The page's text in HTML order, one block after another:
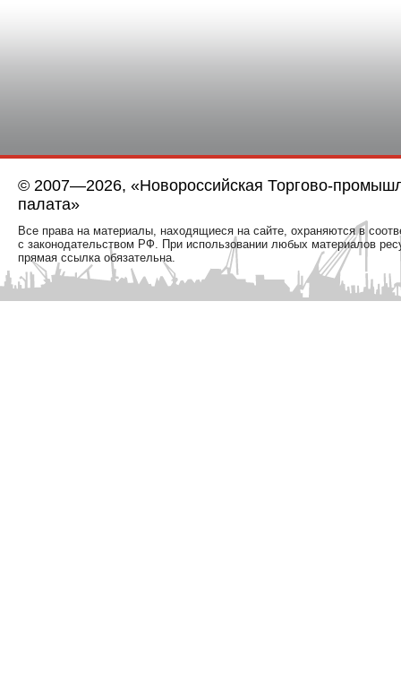
© 2007—2026, «Новороссийская Торгово-
палата»
Все права на материалы, находящиеся на сайте, охраняются в
с законодательством РФ. При использовании любых материалов
прямая ссылка обязательна.